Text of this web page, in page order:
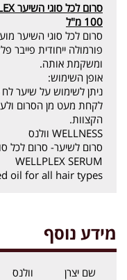
100 מ"ל
סרום לכל סוגי השיער
פורמולה ייחודית
ומשקמת אותה.
אופן השימוש:
ניתן לשימוש על שיער לח
לקחת מעט מן הסרום
הקצוות.
WELLNESS וולנס
סרום לשיער- סרום לכל
WELLPLEX SERUM
oil for all hair types
מידע נוסף
שם יצרן וולנס